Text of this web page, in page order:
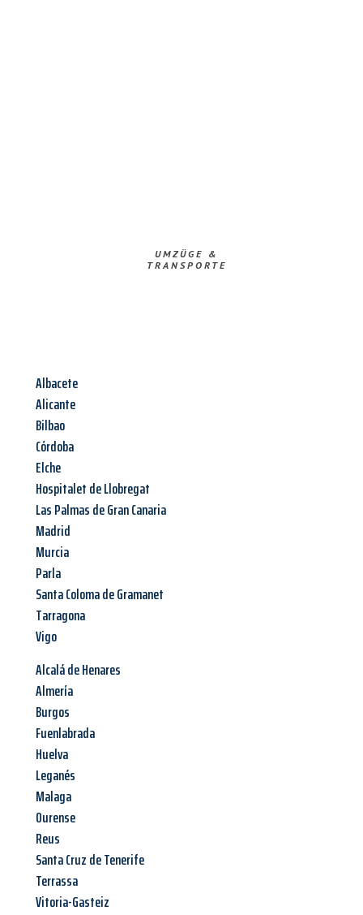
UMZÜGE &
TRANSPORTE
Albacete
Alicante
Bilbao
Córdoba
Elche
Hospitalet de Llobregat
Las Palmas de Gran Canaria
Madrid
Murcia
Parla
Santa Coloma de Gramanet
Tarragona
Vigo
Alcalá de Henares
Almería
Burgos
Fuenlabrada
Huelva
Leganés
Malaga
Ourense
Reus
Santa Cruz de Tenerife
Terrassa
Vitoria-Gasteiz